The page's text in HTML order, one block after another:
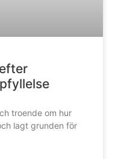
troende om hur
lagt grunden för